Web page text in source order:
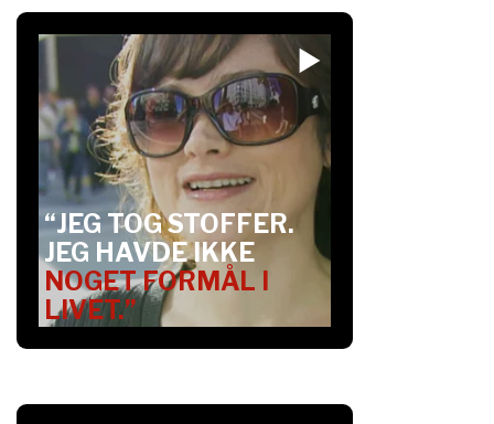
“JEG TOG STOFFER.
JEG HAVDE IKKE
NOGET FORMÅL I
LIVET.”